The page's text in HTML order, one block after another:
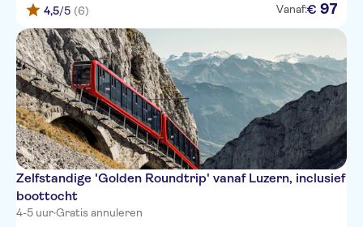
4,5/5 (6) Vanaf:€ 97
Zelfstandige 'Golden Roundtrip' vanaf Luzern, inclusief
boottocht
4-5 uur·Gratis annuleren